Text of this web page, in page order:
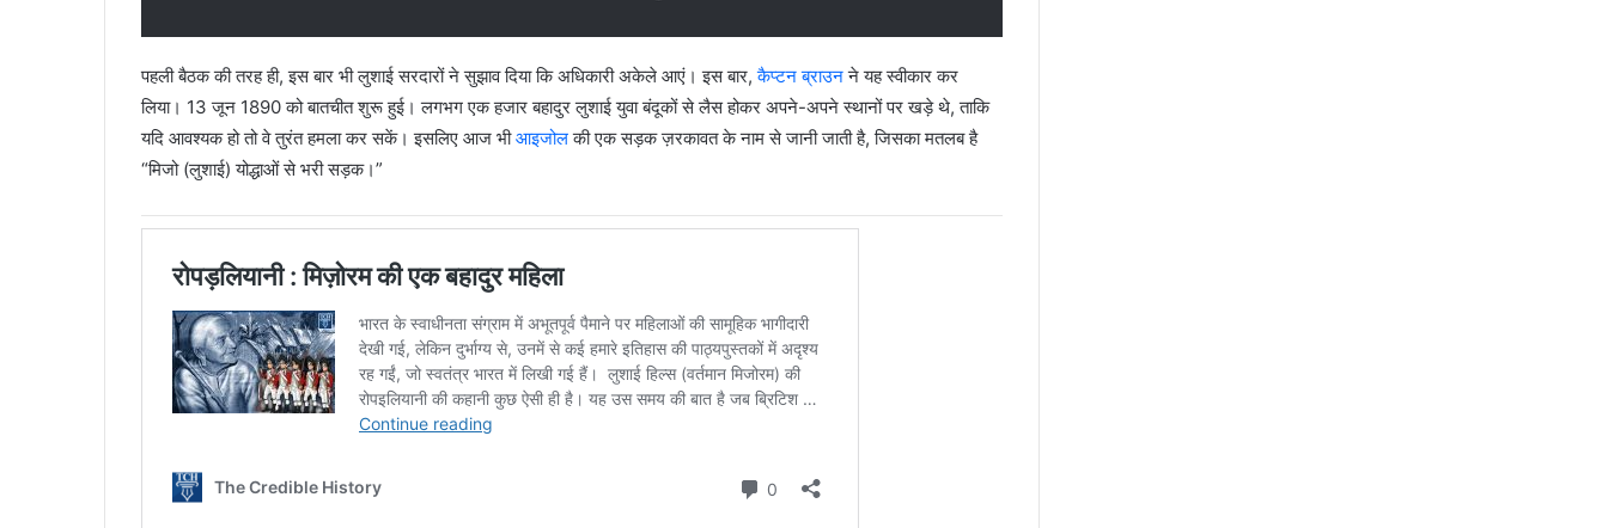
पहली बैठक की तरह ही, इस बार भी लुशाई सरदारों ने सुझाव दिया कि अधिकारी अकेले आएं। इस बार,कैप्टन ब्राउनने यह स्वीकार कर
लिया। 13 जून 1890 को बातचीत शुरू हुई। लगभग एक हजार बहादुर लुशाई युवा बंदूकों से लैस होकर अपने-अपने स्थानों पर खड़े थे, ताकि
यदि आवश्यक हो तो वे तुरंत हमला कर सकें। इसलिए आज भीआइजोलकी एक सड़क ज़रकावत के नाम से जानी जाती है, जिसका मतलब है
“मिजो (लुशाई) योद्धाओं से भरी सड़क।”